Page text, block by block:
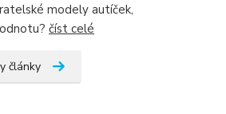
modely autíček,
číst celé
články